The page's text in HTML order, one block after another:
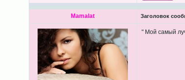
Mamalat Заголовок
" Мой самый